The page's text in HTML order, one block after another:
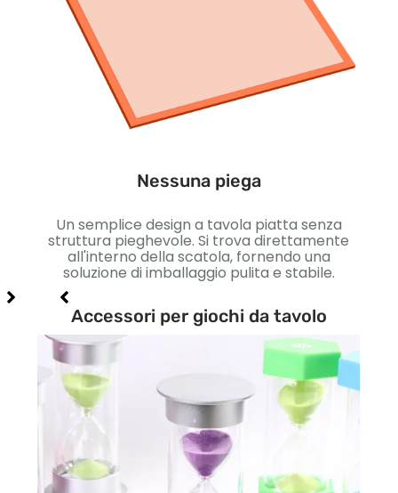
Nessuna piega
Un semplice design a tavola piatta senza
struttura pieghevole. Si trova direttamente
all'interno della scatola, fornendo una
soluzione di imballaggio pulita e stabile.
Accessori per giochi da tavolo